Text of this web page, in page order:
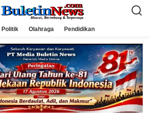
Politik Olahraga Pendidikan